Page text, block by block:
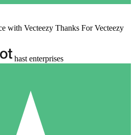
with Vecteezy Thanks For Vecteezy
hast enterprises